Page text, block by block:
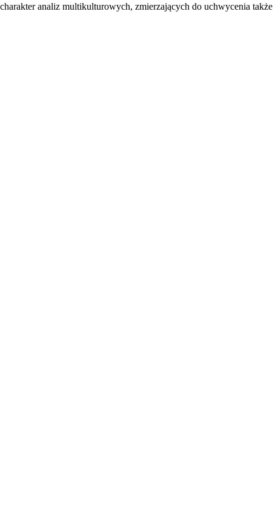
analiz multikulturowych, zmierzających do uchwycenia także